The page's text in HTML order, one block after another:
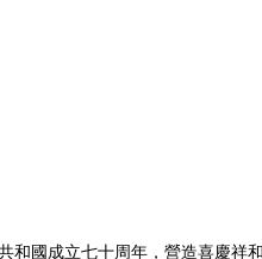
和國成立七十周年，營造喜慶祥